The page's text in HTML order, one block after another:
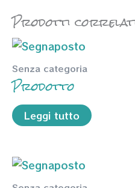
Prodotti
Senza categoria
Prodotto
Leggi tutto